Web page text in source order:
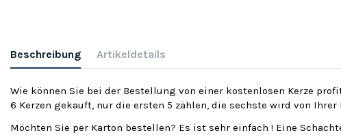
Beschreibung Artikeldetails
Wie können Sie bei der Bestellung von einer kostenlosen Kerze
6 Kerzen gekauft, nur die ersten 5 zählen, die sechste wird von
Möchten Sie per Karton bestellen? Es ist sehr einfach ! Eine